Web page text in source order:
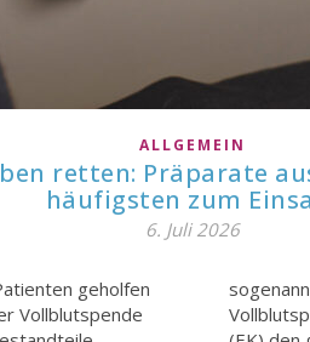
ALLGEMEIN
retten: Präparate
häufigsten zum
6. Juli 2026
geholfen
Vollblutspende
Gabe von aus